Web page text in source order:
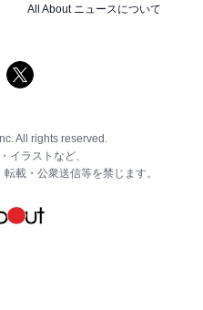
All About ニュースについて
All rights reserved.
イラストなど、
載・公衆送信等を禁じます。